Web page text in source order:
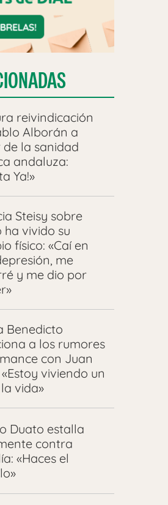
reivindicación
Alborán a
la sanidad
andaluza:
Ya!»
Steisy sobre
ha vivido su
físico: «Caí en
me
y me dio por
Benedicto
a los rumores
con Juan
viviendo un
vida»
Duato estalla
contra
«Haces el